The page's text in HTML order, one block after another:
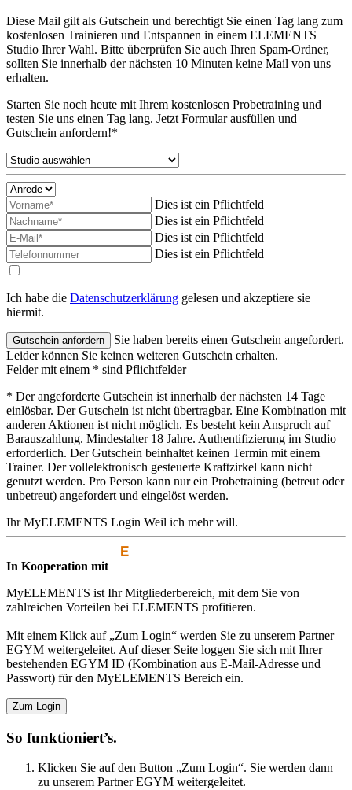
Diese Mail gilt als Gutschein und berechtigt Sie einen Tag lang zum
kostenlosen Trainieren und Entspannen in einem ELEMENTS
Studio Ihrer Wahl. Bitte überprüfen Sie auch Ihren Spam-Ordner,
sollten Sie innerhalb der nächsten 10 Minuten keine Mail von uns
erhalten.
Starten Sie noch heute mit Ihrem kostenlosen Probetraining und
testen Sie uns einen Tag lang. Jetzt Formular ausfüllen und
Gutschein anfordern!*
Dies ist ein Pflichtfeld
Dies ist ein Pflichtfeld
Dies ist ein Pflichtfeld
Dies ist ein Pflichtfeld
Ich habe die Datenschutzerklärung gelesen und akzeptiere sie
hiermit.
Sie haben bereits einen Gutschein angefordert.
Leider können Sie keinen weiteren Gutschein erhalten.
Felder mit einem * sind Pflichtfelder
* Der angeforderte Gutschein ist innerhalb der nächsten 14 Tage
einlösbar. Der Gutschein ist nicht übertragbar. Eine Kombination mit
anderen Aktionen ist nicht möglich. Es besteht kein Anspruch auf
Barauszahlung. Mindestalter 18 Jahre. Authentifizierung im Studio
erforderlich. Der Gutschein beinhaltet keinen Termin mit einem
Trainer. Der vollelektronisch gesteuerte Kraftzirkel kann nicht
genutzt werden. Pro Person kann nur ein Probetraining (betreut oder
unbetreut) angefordert und eingelöst werden.
Ihr MyELEMENTS Login Weil ich mehr will.
In Kooperation mit
MyELEMENTS ist Ihr Mitgliederbereich, mit dem Sie von
zahlreichen Vorteilen bei ELEMENTS profitieren.
Mit einem Klick auf „Zum Login“ werden Sie zu unserem Partner
EGYM weitergeleitet. Auf dieser Seite loggen Sie sich mit Ihrer
bestehenden EGYM ID (Kombination aus E-Mail-Adresse und
Passwort) für den MyELEMENTS Bereich ein.
Zum Login
So funktioniert’s.
Klicken Sie auf den Button „Zum Login“. Sie werden dann
zu unserem Partner EGYM weitergeleitet.